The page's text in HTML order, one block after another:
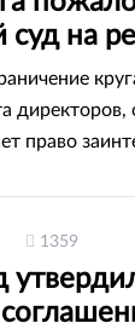
суд на
директоров,
право
1359